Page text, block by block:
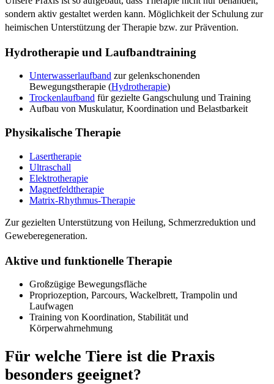
sondern aktiv gestaltet werden kann. Möglichkeit der Schulung zur
heimischen Unterstützung der Therapie bzw. zur Prävention.
Hydrotherapie und Laufbandtraining
Unterwasserlaufband zur gelenkschonenden
Bewegungstherapie (Hydrotherapie)
Trockenlaufband für gezielte Gangschulung und Training
Aufbau von Muskulatur, Koordination und Belastbarkeit
Physikalische Therapie
Lasertherapie
Ultraschall
Elektrotherapie
Magnetfeldtherapie
Matrix-Rhythmus-Therapie
Zur gezielten Unterstützung von Heilung, Schmerzreduktion und
Geweberegeneration.
Aktive und funktionelle Therapie
Großzügige Bewegungsfläche
Propriozeption, Parcours, Wackelbrett, Trampolin und
Laufwagen
Training von Koordination, Stabilität und
Körperwahrnehmung
Für welche Tiere ist die Praxis
besonders geeignet?